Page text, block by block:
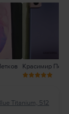
Красимир
Titanium, 512